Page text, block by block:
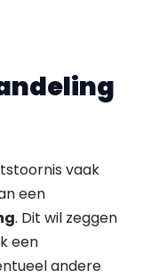
vaak
een
. Dit wil zeggen
een
andere